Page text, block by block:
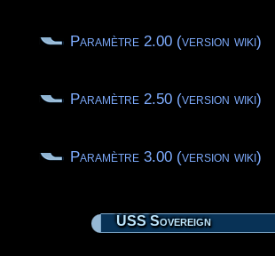
Paramètre 2.00 (version wiki)
Paramètre 2.50 (version wiki)
Paramètre 3.00 (version wiki)
USS Sovereign